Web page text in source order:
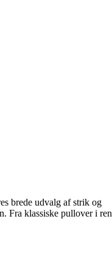
brede udvalg af strik og
Fra klassiske pullover i ren